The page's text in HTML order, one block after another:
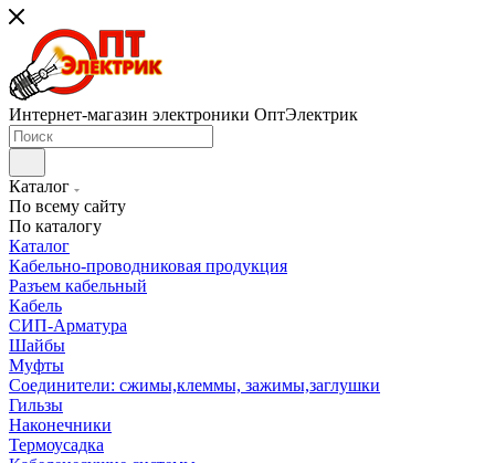
Интернет-магазин электроники ОптЭлектрик
Каталог
По всему сайту
По каталогу
Каталог
Кабельно-проводниковая продукция
Разъем кабельный
Кабель
СИП-Арматура
Шайбы
Муфты
Соединители: сжимы,клеммы, зажимы,заглушки
Гильзы
Наконечники
Термоусадка